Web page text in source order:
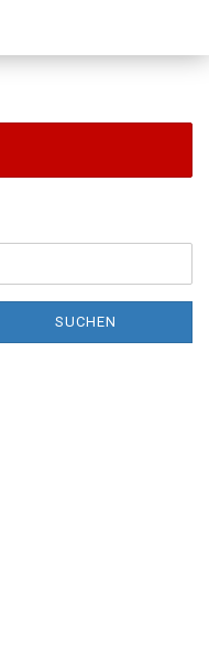
SUCHEN